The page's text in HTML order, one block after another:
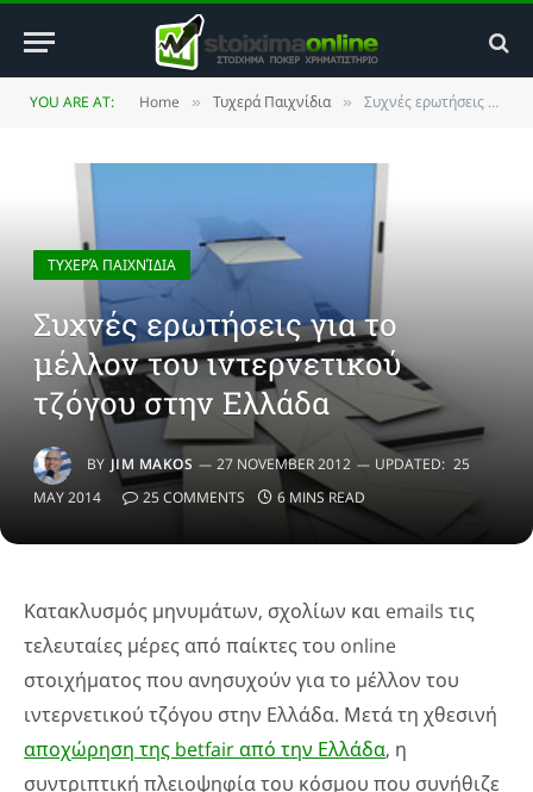
YOU ARE AT: Home » Τυχερά Παιχνίδια » Συχνές ερωτήσεις για το μέλλον του ιντερνετικού τζόγου στην Ελλάδα
ΤΥΧΕΡΆ ΠΑΙΧΝΊΔΙΑ
Συχνές ερωτήσεις για το
μέλλον του ιντερνετικού
τζόγου στην Ελλάδα
BY JIM MAKOS 27 NOVEMBER 2012 UPDATED: 25
MAY 2014
25 COMMENTS 6 MINS READ
Κατακλυσμός μηνυμάτων, σχολίων και emails τις
τελευταίες μέρες από παίκτες του online
στοιχήματος που ανησυχούν για το μέλλον του
ιντερνετικού τζόγου στην Ελλάδα. Μετά τη χθεσινή
αποχώρηση της betfair από την Ελλάδα, η
συντριπτική πλειοψηφία του κόσμου που συνήθιζε